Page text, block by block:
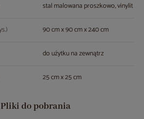
stal malowana proszkowo, vinylit
90 cm x 90 cm x 240 cm
do użytku na zewnątrz
25 cm x 25 cm
Pliki do pobrania